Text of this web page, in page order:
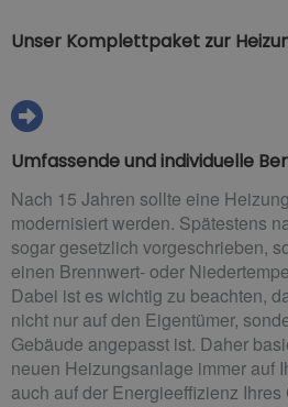
Unser Komplettpaket zur
Umfassende und individuelle
Nach 15 Jahren sollte eine
modernisiert werden. Spätestens
sogar gesetzlich vorgeschrieben,
einen Brennwert- oder
Dabei ist es wichtig zu beachten,
nicht nur auf den Eigentümer,
Gebäude angepasst ist. Daher
neuen Heizungsanlage immer auf
auch auf der Energieeffizienz Ihres